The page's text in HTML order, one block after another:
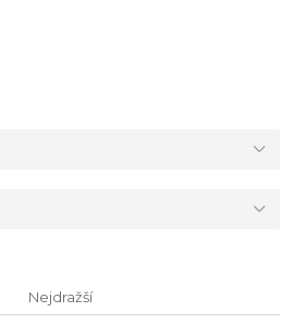
Nejdražší